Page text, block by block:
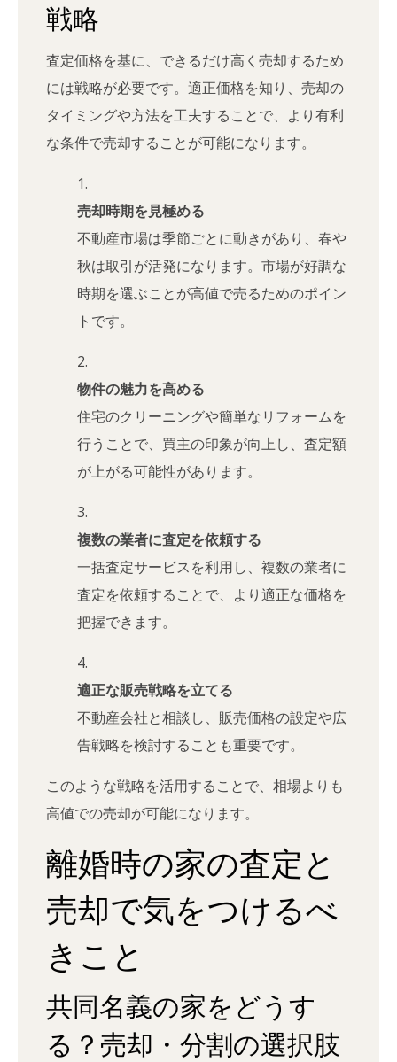
戦略
査定価格を基に、できるだけ高く売却するため
には戦略が必要です。適正価格を知り、売却の
タイミングや方法を工夫することで、より有利
な条件で売却することが可能になります。
売却時期を見極める
不動産市場は季節ごとに動きがあり、春や
秋は取引が活発になります。市場が好調な
時期を選ぶことが高値で売るためのポイン
トです。
物件の魅力を高める
住宅のクリーニングや簡単なリフォームを
行うことで、買主の印象が向上し、査定額
が上がる可能性があります。
複数の業者に査定を依頼する
一括査定サービスを利用し、複数の業者に
査定を依頼することで、より適正な価格を
把握できます。
適正な販売戦略を立てる
不動産会社と相談し、販売価格の設定や広
告戦略を検討することも重要です。
このような戦略を活用することで、相場よりも
高値での売却が可能になります。
離婚時の家の査定と
売却で気をつけるべ
きこと
共同名義の家をどうす
る？売却・分割の選択肢